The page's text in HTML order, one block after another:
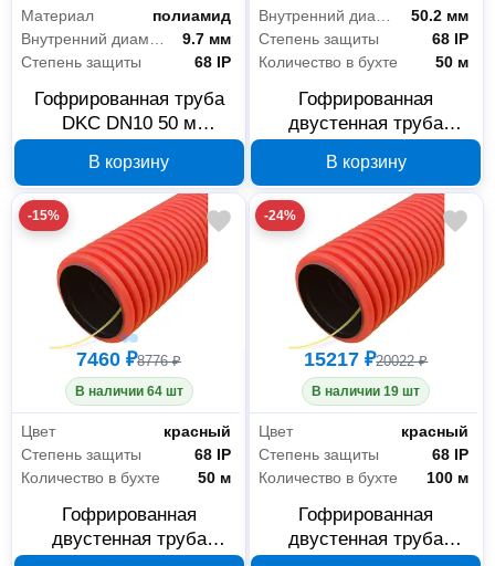
Материал
полиамид
9.7 мм
Степень защиты
68 IP
Гофрированная труба
DKC DN10 50 м
В корзину
Внутренний диаметр
50.2 мм
Степень защиты
68 IP
Количество в бухте
50 м
Гофрированная
двустенная труба
PR15.0114
В корзину
-15%
7460 ₽8776 ₽
В наличии 64 шт
Цвет
красный
Степень защиты
68 IP
Количество в бухте
50 м
Гофрированная
двустенная труба
-24%
15217 ₽20022 ₽
В наличии 19 шт
Цвет
красный
Степень защиты
68 IP
Количество в бухте
100 м
Гофрированная
двустенная труба